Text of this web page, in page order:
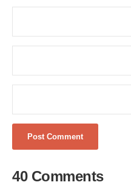
40 Comments